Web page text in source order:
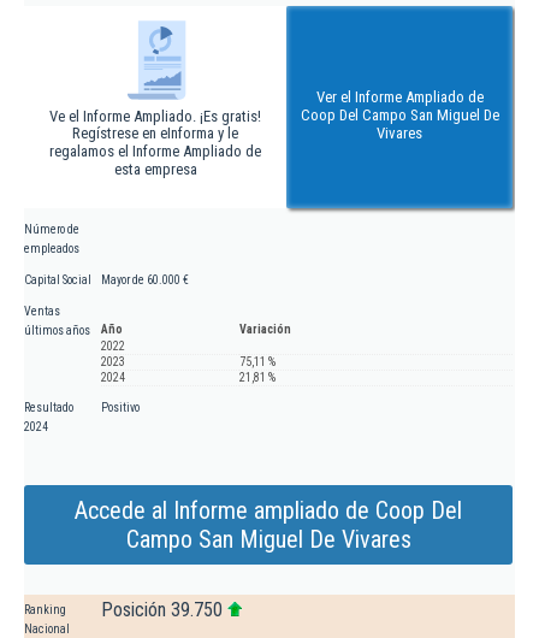
Ve el Informe Ampliado. ¡Es gratis!
Regístrese en eInforma y le
regalamos el Informe Ampliado de
esta empresa
Ver el Informe Ampliado de
Coop Del Campo San Miguel De
Vivares
Número de
empleados
Capital Social Mayor de 60.000 €
Ventas
últimos años
Año
Variación
2022
2023
75,11 %
2024
21,81 %
Resultado
2024
Positivo
Accede al Informe ampliado de Coop Del
Campo San Miguel De Vivares
Ranking
Nacional
Posición 39.750